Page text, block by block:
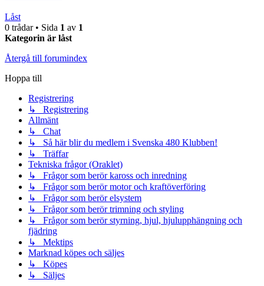
Låst
0 trådar • Sida 1 av 1
Kategorin är låst
Återgå till forumindex
Hoppa till
Registrering
↳ Registrering
Allmänt
↳ Chat
↳ Så här blir du medlem i Svenska 480 Klubben!
↳ Träffar
Tekniska frågor (Oraklet)
↳ Frågor som berör kaross och inredning
↳ Frågor som berör motor och kraftöverföring
↳ Frågor som berör elsystem
↳ Frågor som berör trimning och styling
↳ Frågor som berör styrning, hjul, hjulupphängning och
fjädring
↳ Mektips
Marknad köpes och säljes
↳ Köpes
↳ Säljes